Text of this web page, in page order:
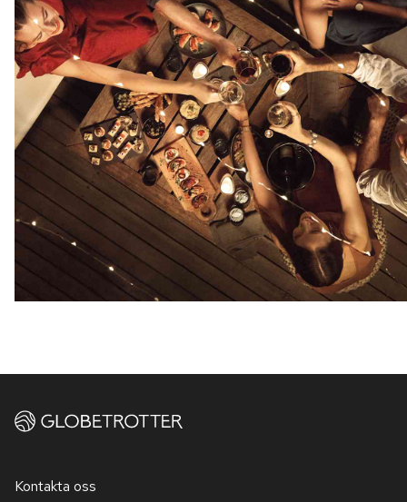
Kontakta oss